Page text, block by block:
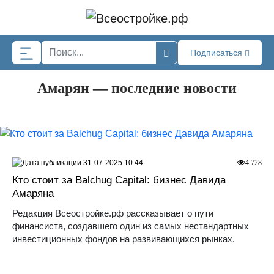
Подписаться
Амарян — последние новости
Кто стоит за Balchug Capital: бизнес Давида
Амаряна
Редакция Всеостройке.рф рассказывает о пути
финансиста, создавшего один из самых нестандартных
инвестиционных фондов на развивающихся рынках.
4 728
31-07-2025 10:44